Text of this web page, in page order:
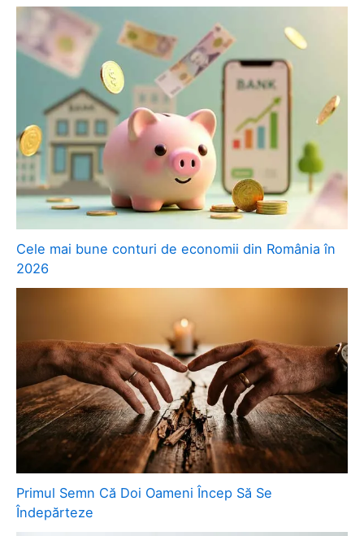
Cele mai bune conturi de economii din România în
2026
Primul Semn Că Doi Oameni Încep Să Se
Îndepărteze